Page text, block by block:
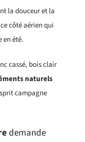
la douceur et la
côté aérien qui
en été.
cassé, bois clair
naturels
campagne
demande